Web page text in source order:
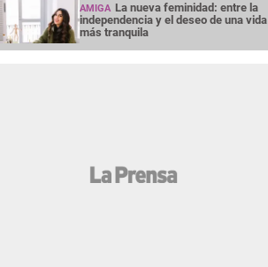
AMIGA La nueva feminidad: entre la
independencia y el deseo de una vida
más tranquila